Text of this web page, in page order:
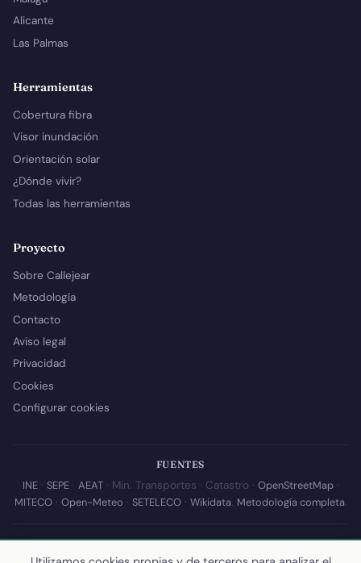
Alicante
Las Palmas
Herramientas
Cobertura fibra
Visor inundación
Orientación solar
¿Dónde vivir?
Todas las herramientas
Proyecto
Sobre Callejear
Metodología
Contacto
Aviso legal
Privacidad
Cookies
Configurar cookies
FUENTES
INE· SEPE· AEAT· Min. Transportes · Catastro · OpenStreetMap·
MITECO· Open-Meteo · SETELECO· Wikidata. Metodología completa.
© 2026 Callejear.com — Directorio municipal de España con datos